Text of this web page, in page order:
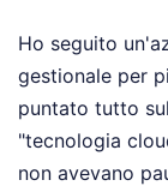
Ho seguito
gestionale per
puntato tutto
"tecnologia
non avevano